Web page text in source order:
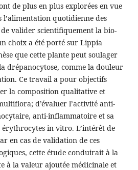
de plus en plus explorées en vue
quotidienne des
de valider scientifiquement la bio-
choix a été porté sur Lippia
que cette plante peut soulager
drépanocytose, comme la douleur
Ce travail a pour objectifs
la composition qualitative et
d’évaluer l’activité anti-
anti-inflammatoire et sa
érythrocytes in vitro. L’intérêt de
en cas de validation de ces
cette étude conduirait à la
à la valeur ajoutée médicinale et